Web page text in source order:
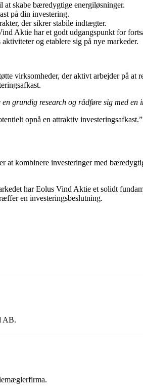
at skabe bæredygtige energiløsninger.
på din investering.
der sikrer stabile indtægter.
Aktie har et godt udgangspunkt for
og etablere sig på nye markeder.
virksomheder, der aktivt arbejder på
grundig research og rådføre sig med
opnå en attraktiv
at kombinere investeringer med
har Eolus Vind Aktie et solidt
en investeringsbeslutning.
AB.